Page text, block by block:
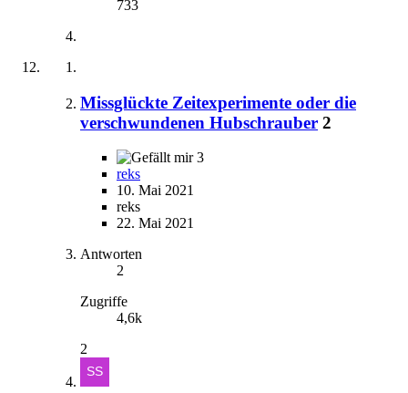
733
Missglückte Zeitexperimente oder die
verschwundenen Hubschrauber 2
3
reks
10. Mai 2021
reks
22. Mai 2021
Antworten
2
Zugriffe
4,6k
2